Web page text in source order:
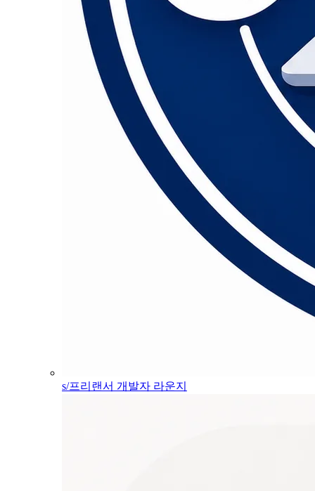
s/프리랜서 개발자 라운지